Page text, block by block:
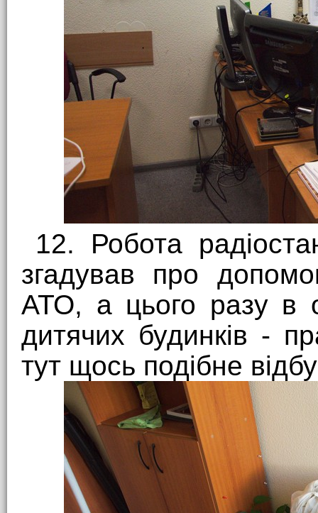
12. Робота
згадував про
АТО, а цього разу в
дитячих будинків -
тут щось подібне